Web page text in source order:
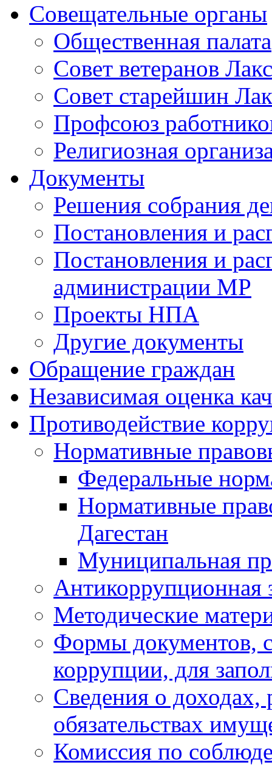
Совещательные органы
Общественная палата
Совет ветеранов
Совет старейшин
Профсоюз
Религиозная
Документы
Решения собрания
Постановления и
Постановления и
администрации МР
Проекты НПА
Другие документы
Обращение граждан
Независимая оценка
Противодействие
Нормативные
Федеральные
Нормативные
Дагестан
Муниципальная
Антикоррупционная
Методические
Формы документов,
коррупции, для
Сведения о доходах,
обязательствах
Комиссия по